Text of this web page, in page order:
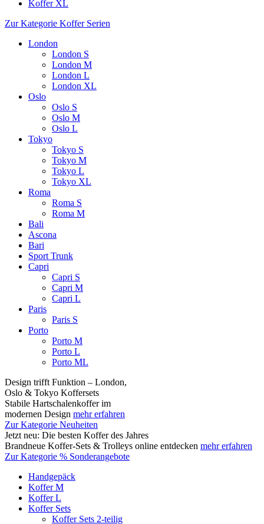
Koffer XL
Zur Kategorie Koffer Serien
London
London S
London M
London L
London XL
Oslo
Oslo S
Oslo M
Oslo L
Tokyo
Tokyo S
Tokyo M
Tokyo L
Tokyo XL
Roma
Roma S
Roma M
Bali
Ascona
Bari
Sport Trunk
Capri
Capri S
Capri M
Capri L
Paris
Paris S
Porto
Porto M
Porto L
Porto ML
Design trifft Funktion – London,
Oslo & Tokyo Koffersets
Stabile Hartschalenkoffer im
modernen Design mehr erfahren
Zur Kategorie Neuheiten
Jetzt neu: Die besten Koffer des Jahres
Brandneue Koffer-Sets & Trolleys online entdecken mehr erfahren
Zur Kategorie % Sonderangebote
Handgepäck
Koffer M
Koffer L
Koffer Sets
Koffer Sets 2-teilig